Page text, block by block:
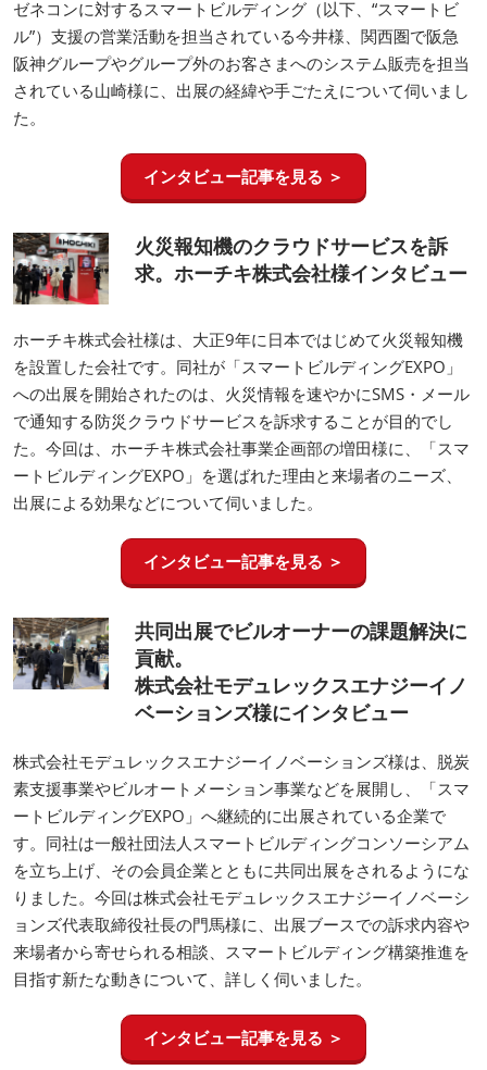
ゼネコンに対するスマートビルディング（以下、“スマートビ
ル”）支援の営業活動を担当されている今井様、関西圏で阪急
阪神グループやグループ外のお客さまへのシステム販売を担当
されている山崎様に、出展の経緯や手ごたえについて伺いまし
た。
インタビュー記事を見る ＞
火災報知機のクラウドサービスを訴
求。ホーチキ株式会社様インタビュー
ホーチキ株式会社様は、大正9年に日本ではじめて火災報知機
を設置した会社です。同社が「スマートビルディングEXPO」
への出展を開始されたのは、火災情報を速やかにSMS・メール
で通知する防災クラウドサービスを訴求することが目的でし
た。今回は、ホーチキ株式会社事業企画部の増田様に、「スマ
ートビルディングEXPO」を選ばれた理由と来場者のニーズ、
出展による効果などについて伺いました。
インタビュー記事を見る ＞
共同出展でビルオーナーの課題解決に
貢献。
株式会社モデュレックスエナジーイノ
ベーションズ様にインタビュー
株式会社モデュレックスエナジーイノベーションズ様は、脱炭
素支援事業やビルオートメーション事業などを展開し、「スマ
ートビルディングEXPO」へ継続的に出展されている企業で
す。同社は一般社団法人スマートビルディングコンソーシアム
を立ち上げ、その会員企業とともに共同出展をされるようにな
りました。今回は株式会社モデュレックスエナジーイノベーシ
ョンズ代表取締役社長の門馬様に、出展ブースでの訴求内容や
来場者から寄せられる相談、スマートビルディング構築推進を
目指す新たな動きについて、詳しく伺いました。
インタビュー記事を見る ＞